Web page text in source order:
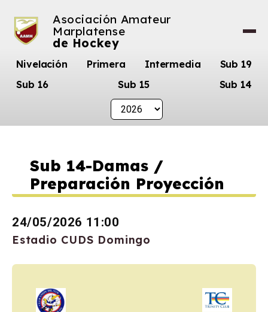
Asociación Amateur
Marplatense
de Hockey
Nivelación Primera Intermedia
Sub 19
Sub 16
Sub 15 Sub 14
Sub 14-Damas /
Preparación Proyección
24/05/2026 11:00
Estadio CUDS Domingo